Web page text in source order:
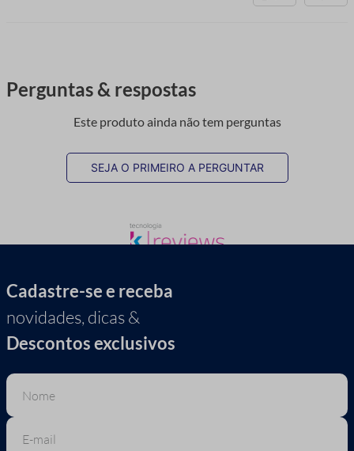
Perguntas & respostas
Este produto ainda não tem perguntas
SEJA O PRIMEIRO A PERGUNTAR
Cadastre-se e receba
novidades, dicas &
Descontos exclusivos